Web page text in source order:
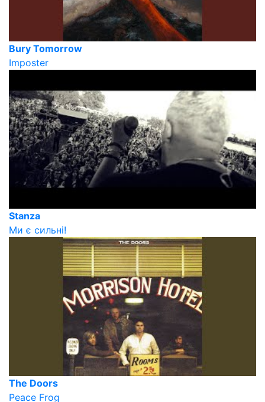
Bury Tomorrow
Imposter
Stanza
Ми є сильні!
The Doors
Peace Frog